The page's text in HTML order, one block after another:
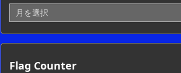
ー
カ
イ
一
Flag Counter